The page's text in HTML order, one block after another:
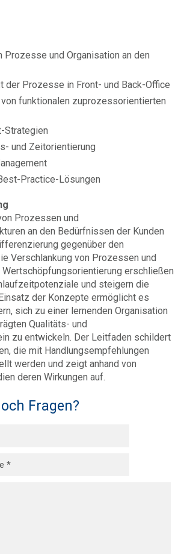
Prozesse und Organisation an den
der Prozesse in Front- und Back-Office
funktionalen zuprozessorientierten
Strategien
und Zeitorientierung
Practice-Lösungen
Prozessen und
an den Bedürfnissen der Kunden
gegenüber den
Verschlankung von Prozessen und
erschließen
und steigern die
der Konzepte ermöglicht es
sich zu einer lernenden Organisation
Qualitäts- und
zu entwickeln. Der Leitfaden schildert
die mit Handlungsempfehlungen
werden und zeigt anhand von
deren Wirkungen auf.
Fragen?